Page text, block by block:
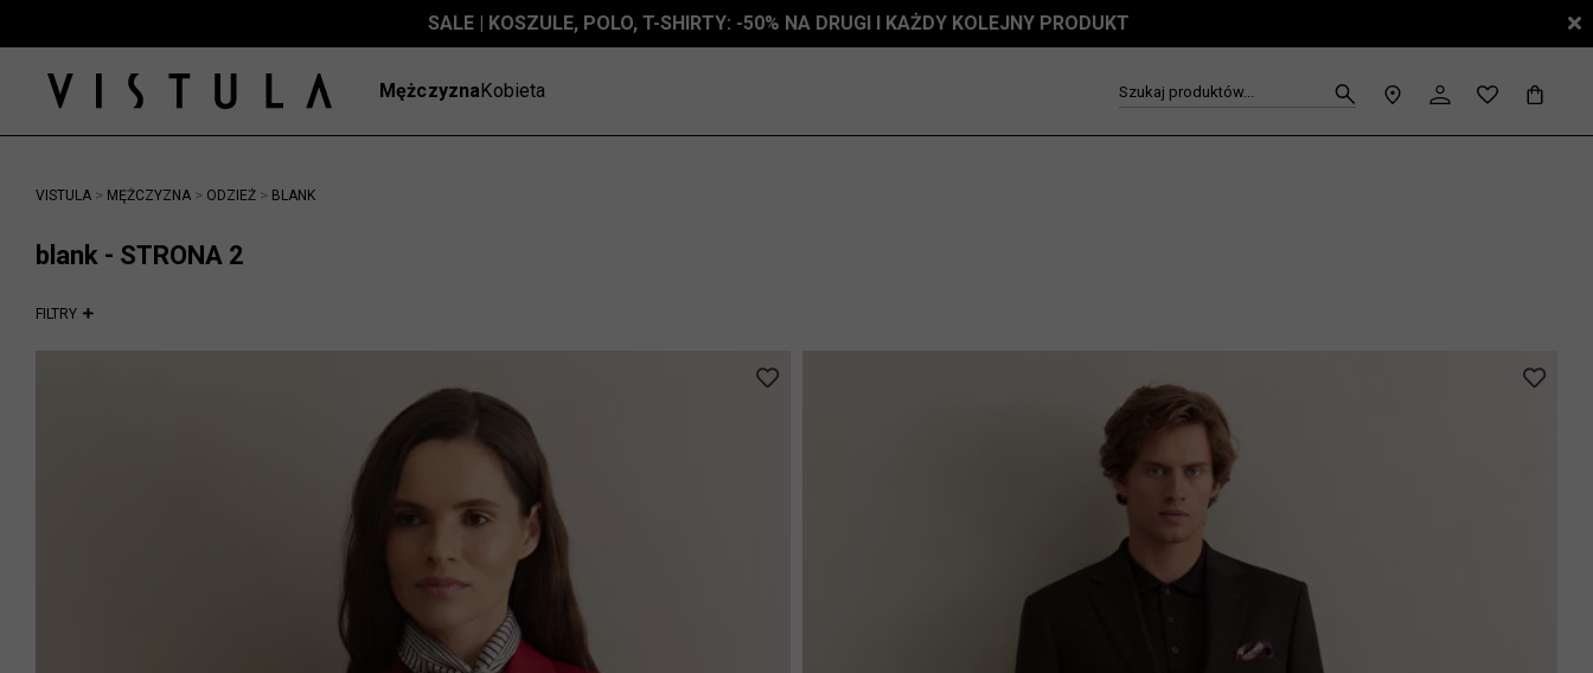
SALE | KOSZULE, POLO, T-SHIRTY: -50% NA DRUGI I KAŻDY KOLEJNY PRODUKT
MężczyznaKobieta Szukaj produktów...
VISTULA > MĘŻCZYZNA > ODZIEŻ > BLANK
blank - STRONA 2
FILTRY